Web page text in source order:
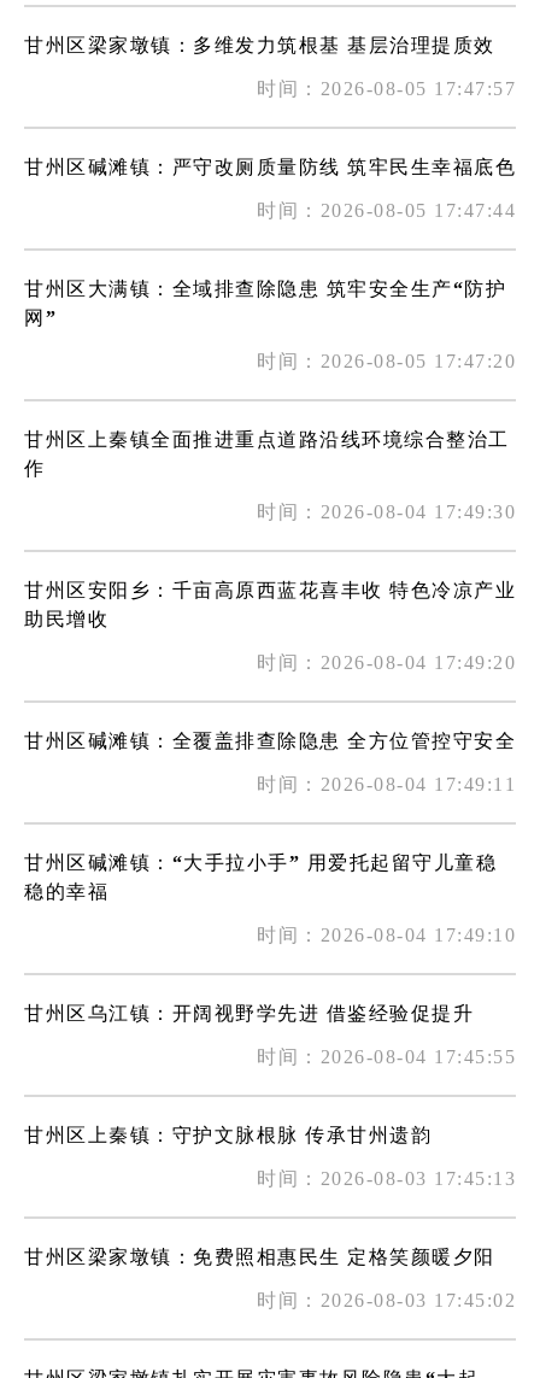
甘州区梁家墩镇：多维发力筑根基 基层治理提质效
时间：2026-08-05 17:47:57
甘州区碱滩镇：严守改厕质量防线 筑牢民生幸福底色
时间：2026-08-05 17:47:44
甘州区大满镇：全域排查除隐患 筑牢安全生产“防护
网”
时间：2026-08-05 17:47:20
甘州区上秦镇全面推进重点道路沿线环境综合整治工
作
时间：2026-08-04 17:49:30
甘州区安阳乡：千亩高原西蓝花喜丰收 特色冷凉产业
助民增收
时间：2026-08-04 17:49:20
甘州区碱滩镇：全覆盖排查除隐患 全方位管控守安全
时间：2026-08-04 17:49:11
甘州区碱滩镇：“大手拉小手” 用爱托起留守儿童稳
稳的幸福
时间：2026-08-04 17:49:10
甘州区乌江镇：开阔视野学先进 借鉴经验促提升
时间：2026-08-04 17:45:55
甘州区上秦镇：守护文脉根脉 传承甘州遗韵
时间：2026-08-03 17:45:13
甘州区梁家墩镇：免费照相惠民生 定格笑颜暖夕阳
时间：2026-08-03 17:45:02